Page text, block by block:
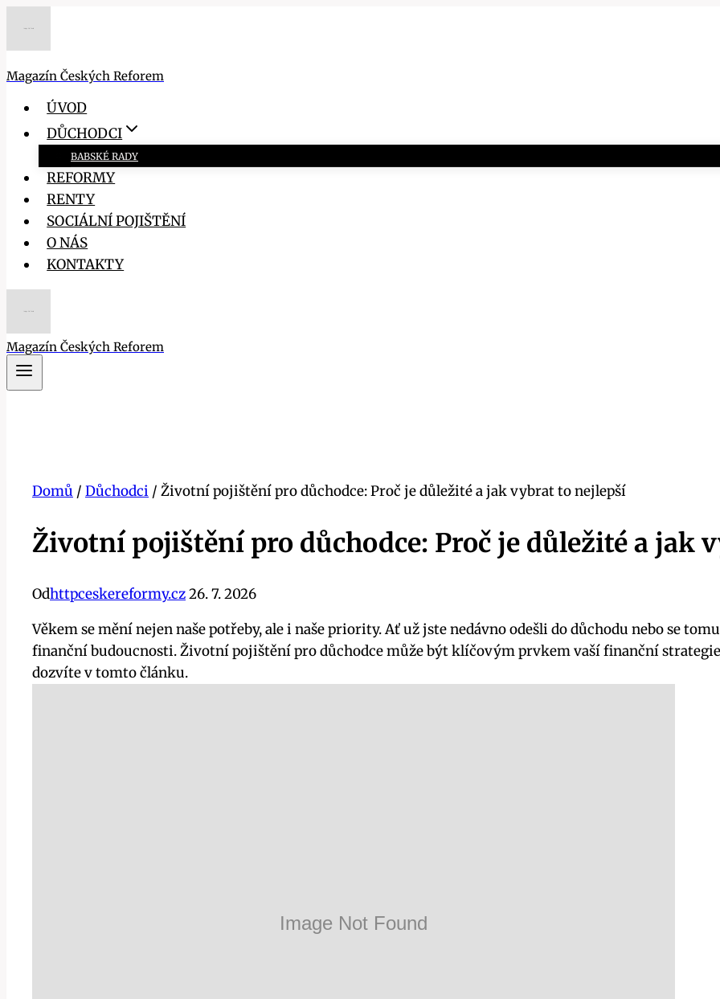
Magazín Českých Reforem
ÚVOD
DŮCHODCI
BABSKÉ RADY
REFORMY
RENTY
SOCIÁLNÍ POJIŠTĚNÍ
O NÁS
KONTAKTY
Magazín Českých Reforem
Domů / Důchodci / Životní pojištění pro důchodce: Proč je důležité a jak vybrat to nejlepší
Životní pojištění pro důchodce: Proč je důležité a jak
Odhttpceskereformy.cz26. 7. 2026
Věkem se mění nejen naše potřeby, ale i naše priority. Ať už jste nedávno odešli do důchodu nebo se
finanční budoucnosti. Životní pojištění pro důchodce může být klíčovým prvkem vaší finanční
dozvíte v tomto článku.